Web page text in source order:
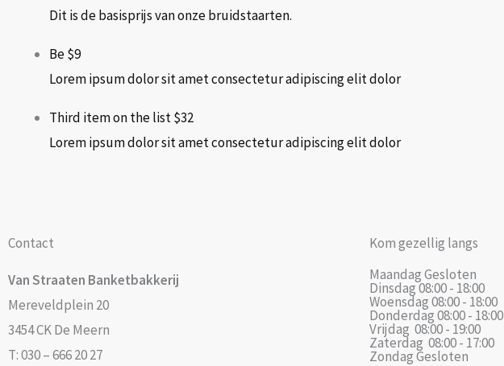
Dit is de basisprijs van onze bruidstaarten.
Be$9
Lorem ipsum dolor sit amet consectetur adipiscing elit dolor
Third item on the list$32
Lorem ipsum dolor sit amet consectetur adipiscing elit dolor
Contact
Van Straaten Banketbakkerij
Mereveldplein 20
3454 CK De Meern
T: 030 – 666 20 27
Kom gezellig langs
MaandagGesloten
Dinsdag08:00 - 18:00
Woensdag08:00 - 18:00
Donderdag08:00 - 18:00
Vrijdag 08:00 - 19:00
Zaterdag 08:00 - 17:00
ZondagGesloten